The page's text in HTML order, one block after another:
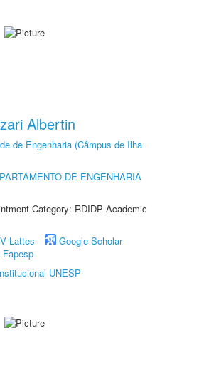
Albertin
de Engenharia (Câmpus de Ilha
DE ENGENHARIA
Category: RDIDP Academic
Lattes
Google Scholar
Fapesp
UNESP